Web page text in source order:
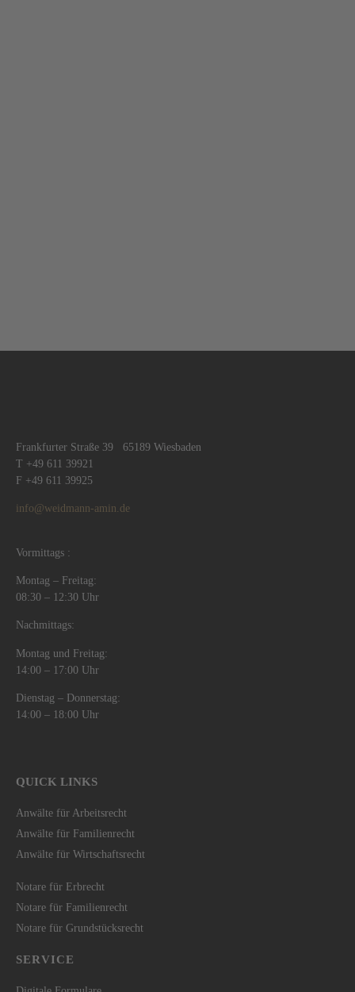
Frankfurter Straße 39 65189 Wiesbaden
T +49 611 39921
F +49 611 39925
info@weidmann-amin.de
Vormittags :
Montag – Freitag:
08:30 – 12:30 Uhr
Nachmittags:
Montag und Freitag:
14:00 – 17:00 Uhr
Dienstag – Donnerstag:
14:00 – 18:00 Uhr
QUICK LINKS
Anwälte für Arbeitsrecht
Anwälte für Familienrecht
Anwälte für Wirtschaftsrecht
Notare für Erbrecht
Notare für Familienrecht
Notare für Grundstücksrecht
SERVICE